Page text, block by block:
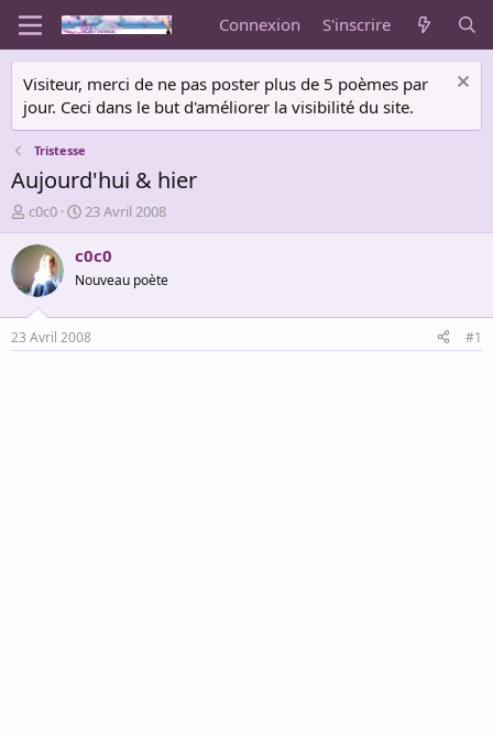
Connexion S'inscrire
Visiteur, merci de ne pas poster plus de 5 poèmes par
jour. Ceci dans le but d'améliorer la visibilité du site.
Tristesse
Aujourd'hui & hier
A
u
t
e
u
r
d
e
c0c0
D
a
t
d
d
é
23 Avril 2008
c0c0
Nouveau poète
23 Avril 2008 #1